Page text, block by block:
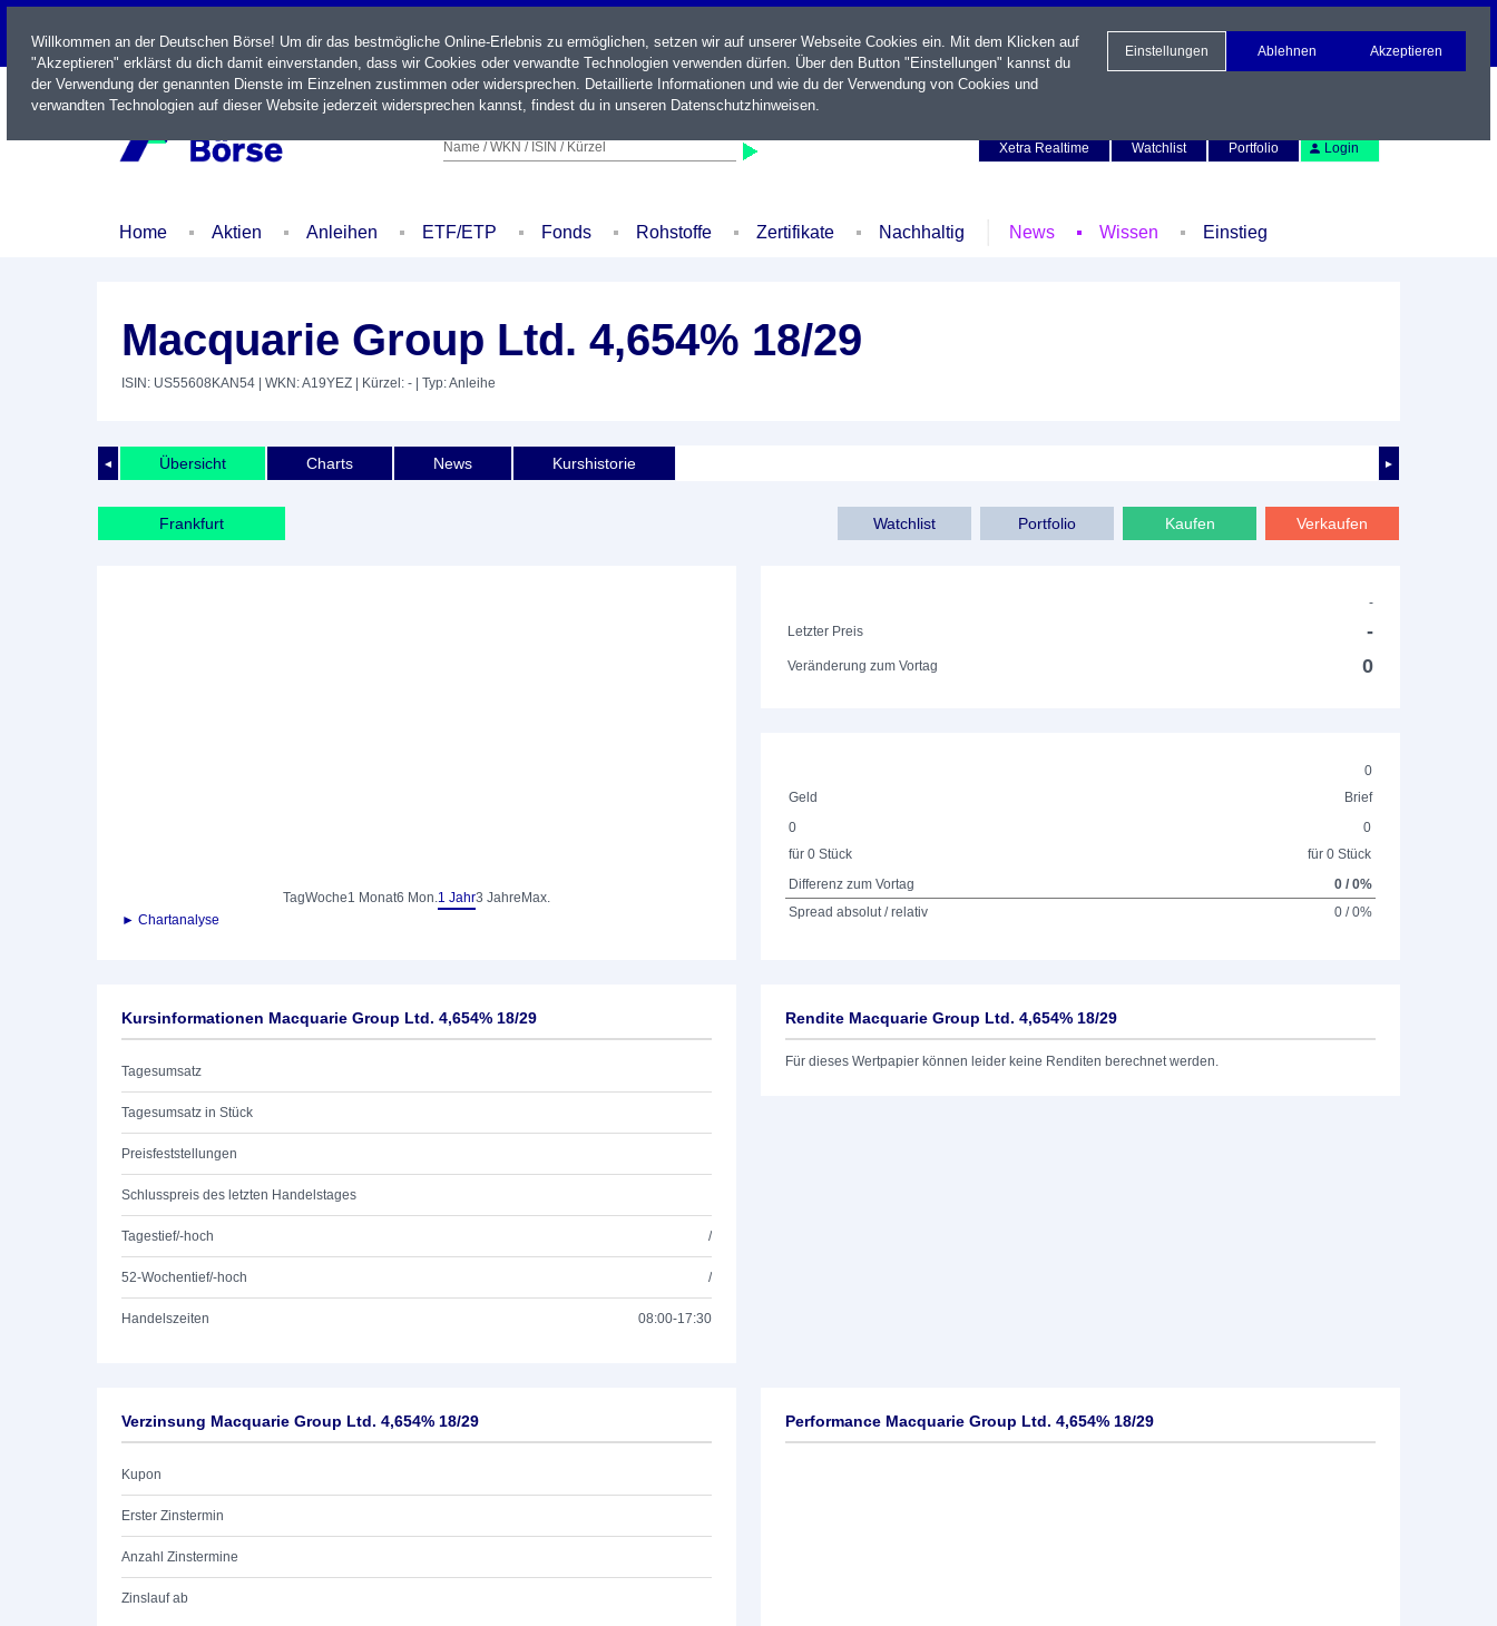
LIVE
Name / WKN / ISIN / Kürzel
Xetra Realtime
Watchlist Portfolio Login
Home Aktien Anleihen ETF/ETP Fonds Rohstoffe Zertifikate Nachhaltig News Wissen Einstieg
Macquarie Group Ltd. 4,654% 18/29
ISIN: US55608KAN54 | WKN: A19YEZ | Kürzel: - | Typ: Anleihe
◄ ►
Übersicht Charts News Kurshistorie
Frankfurt Verkaufen
Kaufen
Portfolio
Watchlist
TagWoche1 Monat6 Mon.1 Jahr3 Jahre Max.
► Chartanalyse
-
Letzter Preis
-
Veränderung zum Vortag 0
0
Geld
Brief
0
für 0 Stück
0
für 0 Stück
Differenz zum Vortag
0 / 0%
Spread absolut / relativ
0 / 0%
Kursinformationen Macquarie Group Ltd. 4,654% 18/29
Tagesumsatz
Tagesumsatz in Stück
Preisfeststellungen
Schlusspreis des letzten Handelstages
Tagestief/-hoch /
52-Wochentief/-hoch /
Handelszeiten 08:00-17:30
Rendite Macquarie Group Ltd. 4,654% 18/29
Für dieses Wertpapier können leider keine Renditen berechnet werden.
Verzinsung Macquarie Group Ltd. 4,654% 18/29
Kupon
Erster Zinstermin
Anzahl Zinstermine
Zinslauf ab
Performance Macquarie Group Ltd. 4,654% 18/29
Willkommen an der Deutschen Börse! Um dir das bestmögliche Online-Erlebnis zu ermöglichen, setzen wir auf unserer Webseite Cookies ein. Mit dem Klicken auf
"Akzeptieren" erklärst du dich damit einverstanden, dass wir Cookies oder verwandte Technologien verwenden dürfen. Über den Button "Einstellungen" kannst du
der Verwendung der genannten Dienste im Einzelnen zustimmen oder widersprechen. Detaillierte Informationen und wie du der Verwendung von Cookies und
verwandten Technologien auf dieser Website jederzeit widersprechen kannst, findest du in unseren Datenschutzhinweisen.
Einstellungen Ablehnen Akzeptieren